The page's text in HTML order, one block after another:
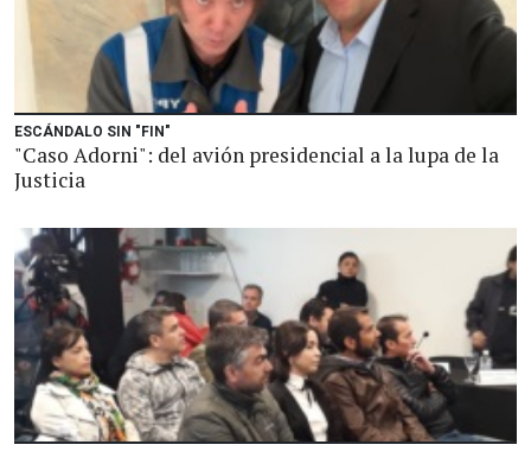
ESCÁNDALO SIN "FIN"
"Caso Adorni": del avión presidencial a la lupa de la
Justicia